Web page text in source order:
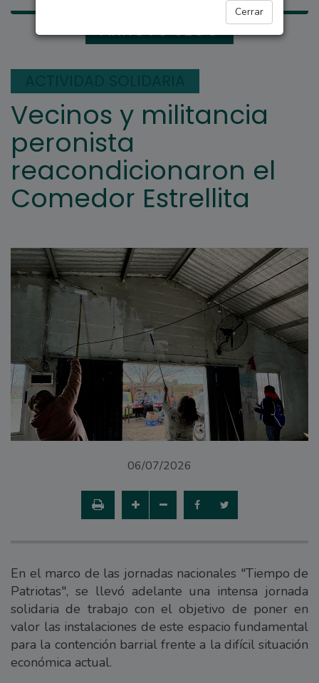
Cerrar
ARROYO SECO
Vecinos y militancia
peronista
reacondicionaron el
Comedor Estrellita
06/07/2026
En el marco de las jornadas nacionales "Tiempo de
Patriotas", se llevó adelante una intensa jornada
solidaria de trabajo con el objetivo de poner en
valor las instalaciones de este espacio fundamental
para la contención barrial frente a la difícil situación
económica actual.